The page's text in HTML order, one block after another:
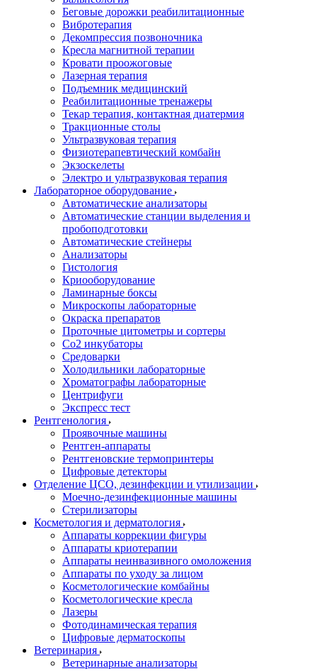
Беговые дорожки реабилитационные
Вибротерапия
Декомпрессия позвоночника
Кресла магнитной терапии
Кровати проожоговые
Лазерная терапия
Подъемник медицинский
Реабилитационные тренажеры
Текар терапия, контактная диатермия
Тракционные столы
Ультразвуковая терапия
Физиотерапевтический комбайн
Экзоскелеты
Электро и ультразвуковая терапия
Лабораторное оборудование
Автоматические анализаторы
Автоматические станции выделения и
пробоподготовки
Автоматические стейнеры
Анализаторы
Гистология
Криооборудование
Ламинарные боксы
Микроскопы лабораторные
Окраска препаратов
Проточные цитометры и сортеры
Со2 инкубаторы
Средоварки
Холодильники лабораторные
Хроматографы лабораторные
Центрифуги
Экспресс тест
Рентгенология
Проявочные машины
Рентген-аппараты
Рентгеновские термопринтеры
Цифровые детекторы
Отделение ЦСО, дезинфекции и утилизации
Моечно-дезинфекционные машины
Стерилизаторы
Косметология и дерматология
Аппараты коррекции фигуры
Аппараты криотерапии
Аппараты неинвазивного омоложения
Аппараты по уходу за лицом
Косметологические комбайны
Косметологические кресла
Лазеры
Фотодинамическая терапия
Цифровые дерматоскопы
Ветеринария
Ветеринарные анализаторы